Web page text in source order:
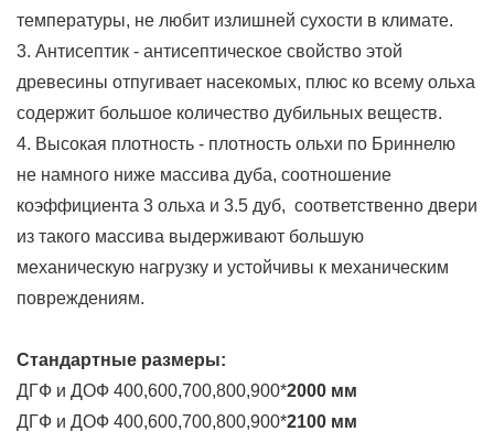
температуры, не любит излишней сухости в климате.
3. Антисептик - антисептическое свойство этой
древесины отпугивает насекомых, плюс ко всему ольха
содержит большое количество дубильных веществ.
4. Высокая плотность - плотность ольхи по Бриннелю
не намного ниже массива дуба, соотношение
коэффициента 3 ольха и 3.5 дуб, соответственно двери
из такого массива выдерживают большую
механическую нагрузку и устойчивы к механическим
повреждениям.
Стандартные размеры:
ДГФ и ДОФ 400,600,700,800,900*2000 мм
ДГФ и ДОФ 400,600,700,800,900*2100 мм